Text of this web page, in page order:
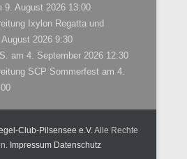
9. August 2026 13:00
Ixylon Regatta und
2026 9:30
am 4. September 2026 12:30
SCP Sommerfest am 4.
Club-Pilsensee e.V.Alle Rechte
Impressum Datenschutz